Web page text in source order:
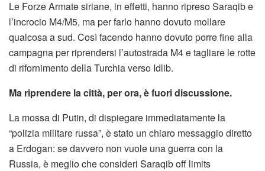
Le Forze Armate siriane, in effetti, hanno ripreso Saraqib e
l’incrocio M4/M5, ma per farlo hanno dovuto mollare
qualcosa a sud. Così facendo hanno dovuto porre fine alla
campagna per riprendersi l’autostrada M4 e tagliare le rotte
di rifornimento della Turchia verso Idlib.
Ma riprendere la città, per ora, è fuori discussione.
La mossa di Putin, di dispiegare immediatamente la
“polizia militare russa”, è stato un chiaro messaggio diretto
a Erdogan: se davvero non vuole una guerra con la
Russia, è meglio che consideri Saraqib off limits